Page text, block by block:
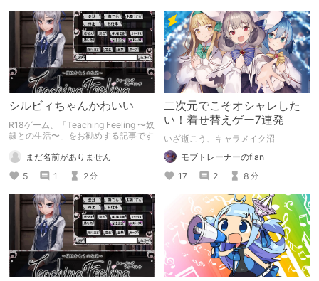
シルビィちゃんかわいい
R18ゲーム、「Teaching Feeling 〜奴
隷との生活〜」をお勧めする記事です
まだ名前がありません
5
1 2分
二次元でこそオシャレした
い！着せ替えゲー7連発
いざ逝こう、キャラメイク沼
モブトレーナーのflan
17
2 8 分